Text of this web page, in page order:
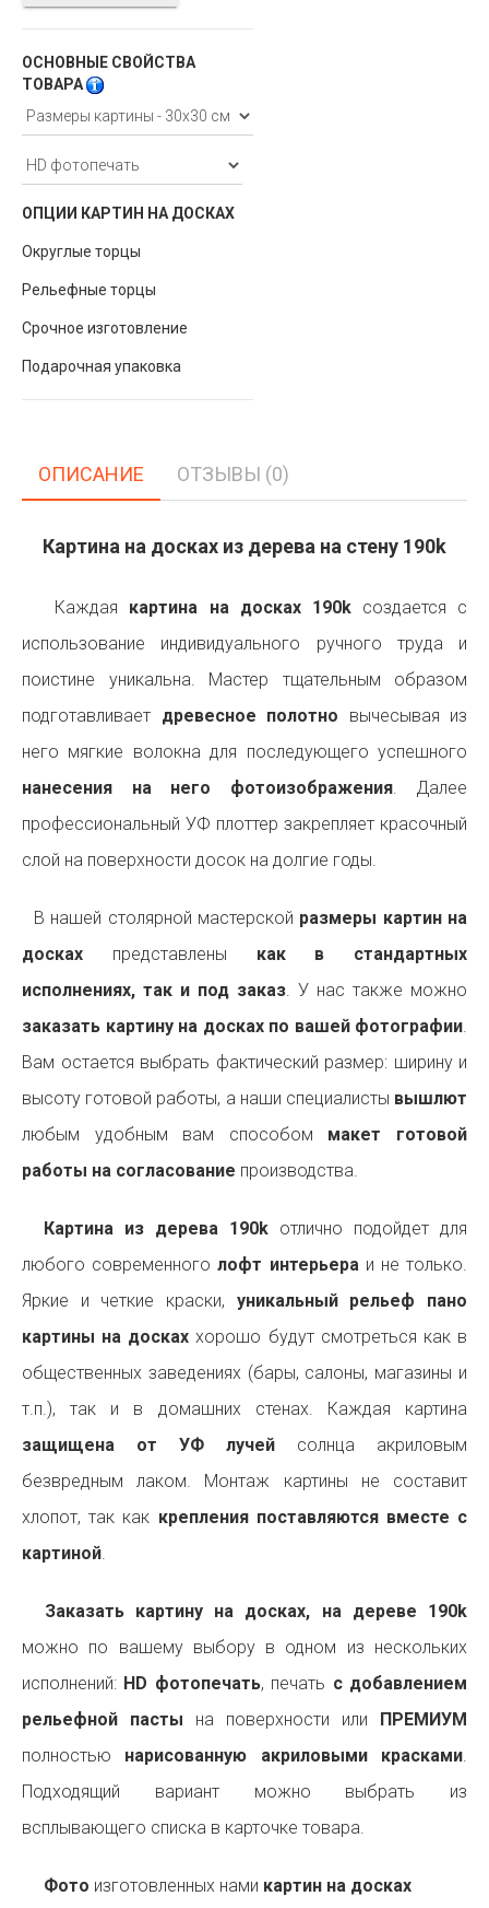
ОСНОВНЫЕ СВОЙСТВА
ТОВАРА
ОПЦИИ КАРТИН НА ДОСКАХ
Округлые торцы
Рельефные торцы
Срочное изготовление
Подарочная упаковка
ОПИСАНИЕ ОТЗЫВЫ (0)
Картина на досках из дерева на стену 190k
Каждая картина на досках 190kсоздается с
использование индивидуального ручного труда и
поистине уникальна. Мастер тщательным образом
подготавливает древесное полотно вычесывая из
него мягкие волокна для последующего успешного
нанесения на него фотоизображения. Далее
профессиональный УФ плоттер закрепляет красочный
слой на поверхности досок на долгие годы.
В нашей столярной мастерской размеры картин на
досках представлены как в стандартных
исполнениях, так и под заказ. У нас также можно
заказать картину на досках по вашей фотографии.
Вам остается выбрать фактический размер: ширину и
высоту готовой работы, а наши специалисты вышлют
любым удобным вам способом макет готовой
работы на согласование производства.
Картина из дерева 190k отлично подойдет для
любого современноголофт интерьераи не только.
Яркие и четкие краски, уникальный рельеф пано
картины на досках хорошо будут смотреться как в
общественных заведениях (бары, салоны, магазины и
т.п.), так и в домашних стенах. Каждая картина
защищена от УФ лучей солнца акриловым
безвредным лаком. Монтаж картины не составит
хлопот, так как крепления поставляются вместе с
картиной.
Заказать картину на досках, на дереве 190k
можно по вашему выбору в одном из нескольких
исполнений: HD фотопечать, печать с добавлением
рельефной пасты на поверхности или ПРЕМИУМ
полностью нарисованную акриловыми красками.
Подходящий вариант можно выбрать из
всплывающего списка в карточке товара.
Фото изготовленных нами картин на досках